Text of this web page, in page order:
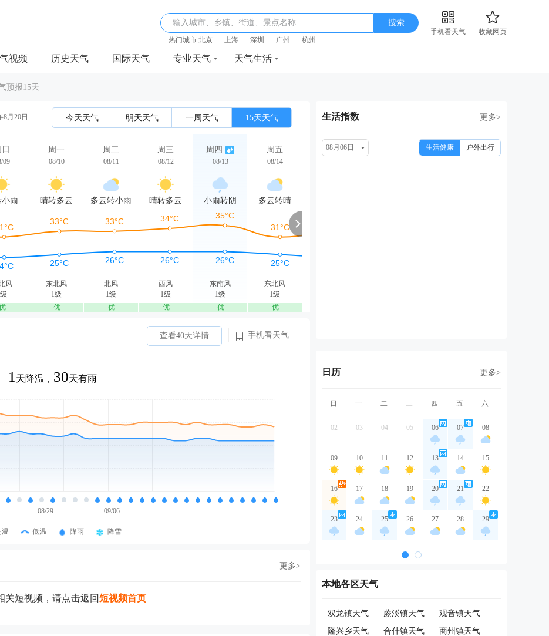
输入城市、乡镇、街道、景点名称 搜索
手机看天气
收藏网页
热门城市:北京 上海 深圳 广州 杭州
视频 历史天气 国际天气 专业天气 天气生活
预报15天
8月20日 今天天气 明天天气 一周天气 15天天气
09
雨
风
周一
08/10
晴转多云
东北风
1级
优
周二
08/11
多云转小雨
北风
1级
优
周三
08/12
晴转多云
西风
1级
优
周四
08/13
小雨转阴
东南风
1级
优
周五
08/14
多云转晴
东北风
1级
优
周六 周一 周二
查看40天详情 手机看天气
1 天降温， 30天有雨
08/29 09/06
温 低温 降雨 降雪
更多>
关短视频，请点击返回短视频首页
生活指数 更多>
08月06日 生活健康 户外出行
日历 更多>
日 一 二 三 四 五 六
02 03 04 05 06 07 08
09 10 11 12 13 14 15
16 17 18 19 20 21 22
23 24 25 26 27 28 29
本地各区天气
双龙镇天气 蕨溪镇天气
观音镇天气
隆兴乡天气
合什镇天气
商州镇天气